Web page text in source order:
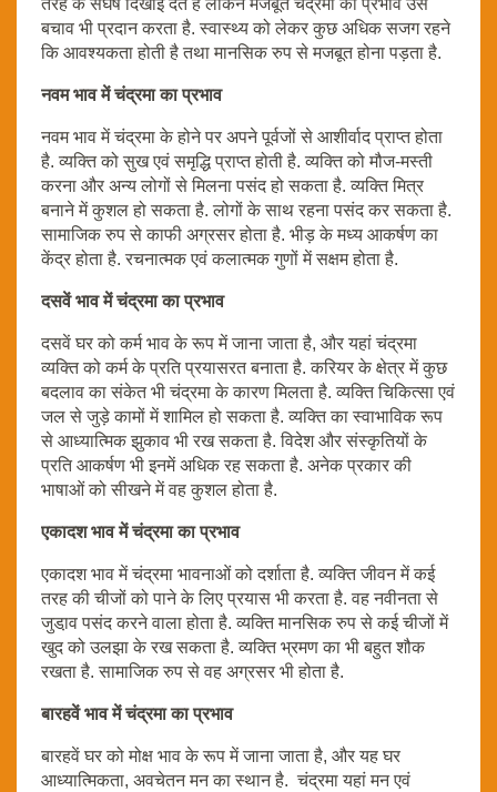
बचाव भी प्रदान करता है. स्वास्थ्य को लेकर कुछ अधिक सजग रहने
कि आवश्यकता होती है तथा मानसिक रुप से मजबूत होना पड़ता है.
नवम भाव में चंद्रमा का प्रभाव
नवम भाव में चंद्रमा के होने पर अपने पूर्वजों से आशीर्वाद प्राप्त होता
है. व्यक्ति को सुख एवं समृद्धि प्राप्त होती है. व्यक्ति को मौज-मस्ती
करना और अन्य लोगों से मिलना पसंद हो सकता है. व्यक्ति मित्र
बनाने में कुशल हो सकता है. लोगों के साथ रहना पसंद कर सकता है.
सामाजिक रुप से काफी अग्रसर होता है. भीड़ के मध्य आकर्षण का
केंद्र होता है. रचनात्मक एवं कलात्मक गुणों में सक्षम होता है.
दसवें भाव में चंद्रमा का प्रभाव
दसवें घर को कर्म भाव के रूप में जाना जाता है, और यहां चंद्रमा
व्यक्ति को कर्म के प्रति प्रयासरत बनाता है. करियर के क्षेत्र में कुछ
बदलाव का संकेत भी चंद्रमा के कारण मिलता है. व्यक्ति चिकित्सा एवं
जल से जुड़े कामों में शामिल हो सकता है. व्यक्ति का स्वाभाविक रूप
से आध्यात्मिक झुकाव भी रख सकता है. विदेश और संस्कृतियों के
प्रति आकर्षण भी इनमें अधिक रह सकता है. अनेक प्रकार की
भाषाओं को सीखने में वह कुशल होता है.
एकादश भाव में चंद्रमा का प्रभाव
एकादश भाव में चंद्रमा भावनाओं को दर्शाता है. व्यक्ति जीवन में कई
तरह की चीजों को पाने के लिए प्रयास भी करता है. वह नवीनता से
जुडा़व पसंद करने वाला होता है. व्यक्ति मानसिक रुप से कई चीजों में
खुद को उलझा के रख सकता है. व्यक्ति भ्रमण का भी बहुत शौक
रखता है. सामाजिक रुप से वह अग्रसर भी होता है.
बारहवें भाव में चंद्रमा का प्रभाव
बारहवें घर को मोक्ष भाव के रूप में जाना जाता है, और यह घर
आध्यात्मिकता, अवचेतन मन का स्थान है. चंद्रमा यहां मन एवं